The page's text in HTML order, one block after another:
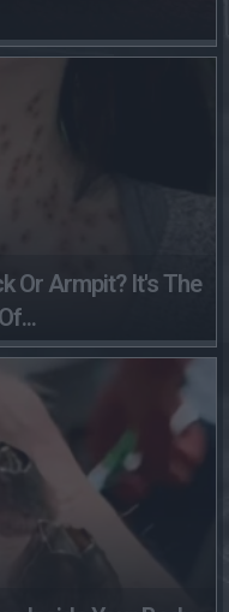
Or Armpit? It's The